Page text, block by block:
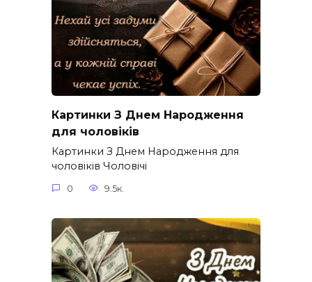
Картинки З Днем Народження
для чоловіків​
Картинки З Днем Народження для
чоловіків​ Чоловічі
0 9.5к.